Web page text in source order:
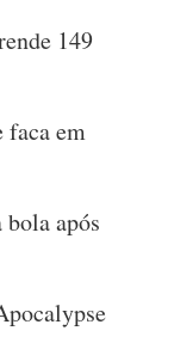
149
faca em
após